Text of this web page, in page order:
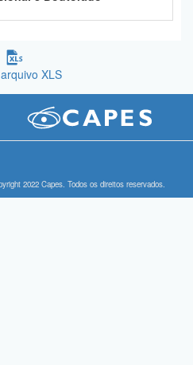
XLS
2022 Capes. Todos os direitos reservados.